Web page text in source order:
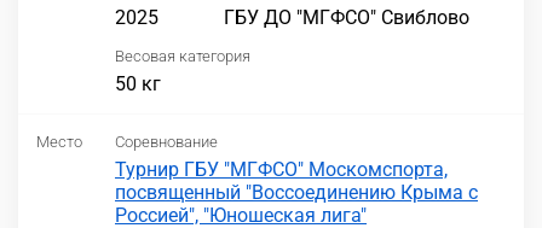
2025 ГБУ ДО "МГФСО" Свиблово
Весовая категория
50 кг
Место Соревнование
Турнир ГБУ "МГФСО" Москомспорта,
посвященный "Воссоединению Крыма с
Россией", "Юношеская лига"